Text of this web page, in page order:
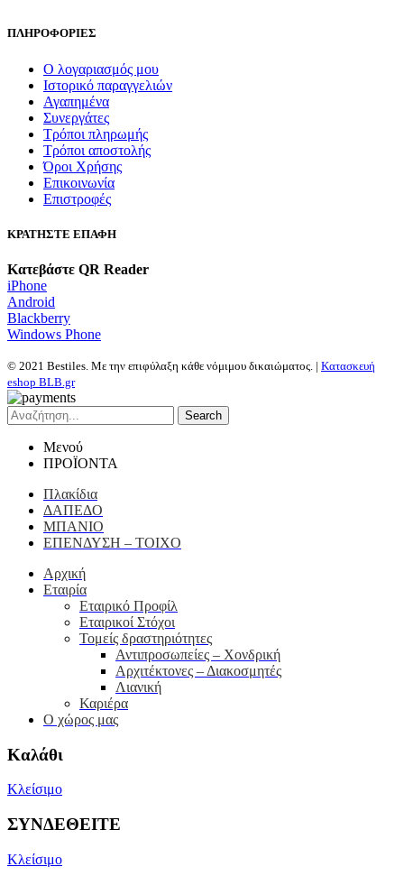
ΠΛΗΡΟΦΟΡΙΕΣ
Ο λογαριασμός μου
Ιστορικό παραγγελιών
Αγαπημένα
Συνεργάτες
Τρόποι πληρωμής
Τρόποι αποστολής
Όροι Χρήσης
Επικοινωνία
Επιστροφές
ΚΡΑΤΗΣΤΕ ΕΠΑΦΗ
Κατεβάστε QR Reader
iPhone
Android
Blackberry
Windows Phone
© 2021 Bestiles. Με την επιφύλαξη κάθε νόμιμου δικαιώματος. | Κατασκευή
eshop BLB.gr
Search
Μενού
ΠΡΟΪΟΝΤΑ
Πλακίδια
ΔΑΠΕΔΟ
ΜΠΑΝΙΟ
ΕΠΕΝΔΥΣΗ – ΤΟΙΧΟ
Αρχική
Εταιρία
Εταιρικό Προφίλ
Εταιρικοί Στόχοι
Τομείς δραστηριότητες
Αντιπροσωπείες – Xονδρική
Αρχιτέκτονες – Διακοσμητές
Λιανική
Καριέρα
Ο χώρος μας
Καλάθι
Κλείσιμο
ΣΥΝΔΕΘΕΙΤΕ
Κλείσιμο